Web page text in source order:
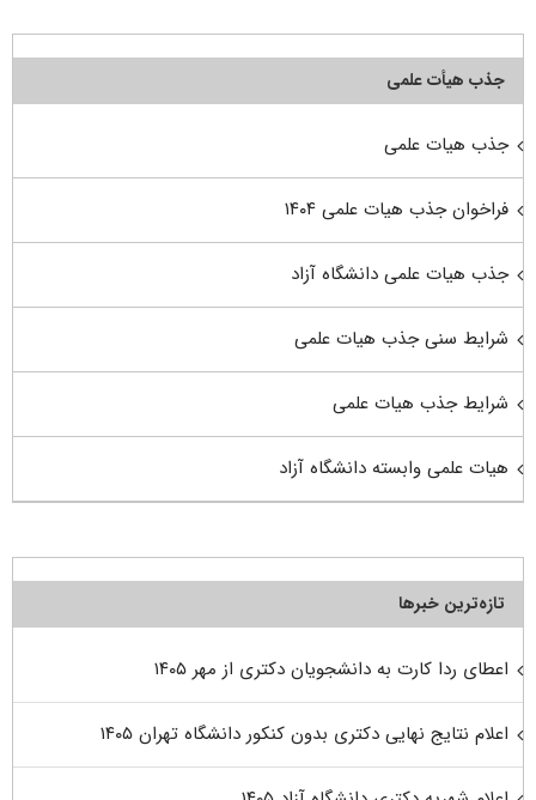
جذب هیأت علمی
جذب هیات علمی
فراخوان جذب هیات علمی ۱۴۰۴
جذب هیات علمی دانشگاه آزاد
شرایط سنی جذب هیات علمی
شرایط جذب هیات علمی
هیات علمی وابسته دانشگاه آزاد
تازه‌ترین خبرها
اعطای ردا کارت به دانشجویان دکتری از مهر ۱۴۰۵
اعلام نتایج نهایی دکتری بدون کنکور دانشگاه تهران ۱۴۰۵